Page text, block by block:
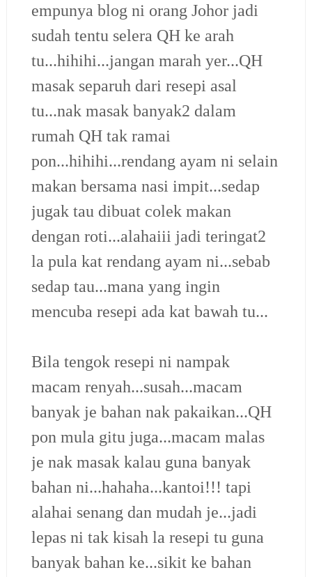
empunya blog ni orang Johor jadi
sudah tentu selera QH ke arah
tu...hihihi...jangan marah yer...QH
masak separuh dari resepi asal
tu...nak masak banyak2 dalam
rumah QH tak ramai
pon...hihihi...rendang ayam ni selain
makan bersama nasi impit...sedap
jugak tau dibuat colek makan
dengan roti...alahaiii jadi teringat2
la pula kat rendang ayam ni...sebab
sedap tau...mana yang ingin
mencuba resepi ada kat bawah tu...
Bila tengok resepi ni nampak
macam renyah...susah...macam
banyak je bahan nak pakaikan...QH
pon mula gitu juga...macam malas
je nak masak kalau guna banyak
bahan ni...hahaha...kantoi!!! tapi
alahai senang dan mudah je...jadi
lepas ni tak kisah la resepi tu guna
banyak bahan ke...sikit ke bahan